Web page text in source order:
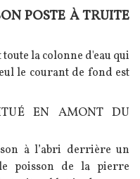
POSTE À TRUITE
toute la colonne d'eau qui
le courant de fond est
EN AMONT DU
à l’abri derrière un
poisson de la pierre